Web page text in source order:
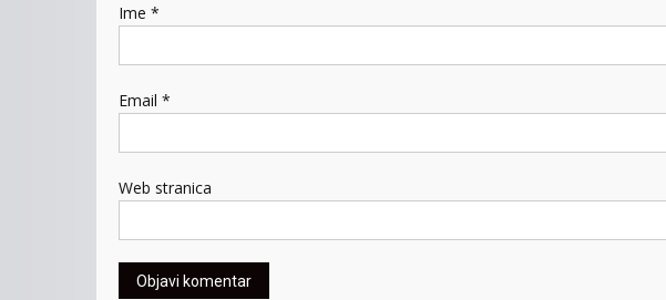
Ime *
Email *
Web stranica